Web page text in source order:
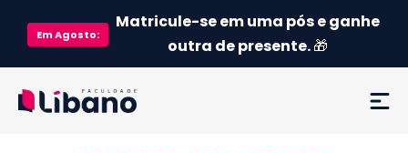
EmAgosto:
Matricule-se em uma pós e ganhe
outra de presente.🎁